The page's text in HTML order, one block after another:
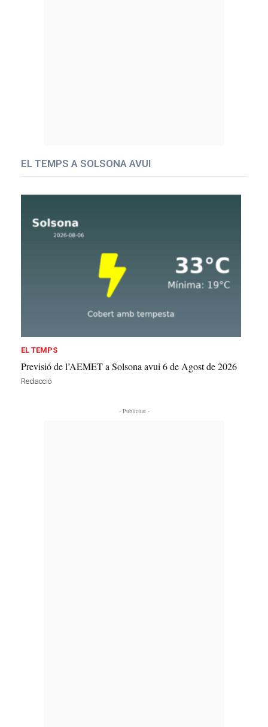
EL TEMPS A SOLSONA AVUI
EL TEMPS
Previsió de l’AEMET a Solsona avui 6 de Agost de 2026
Redacció
- Publicitat -